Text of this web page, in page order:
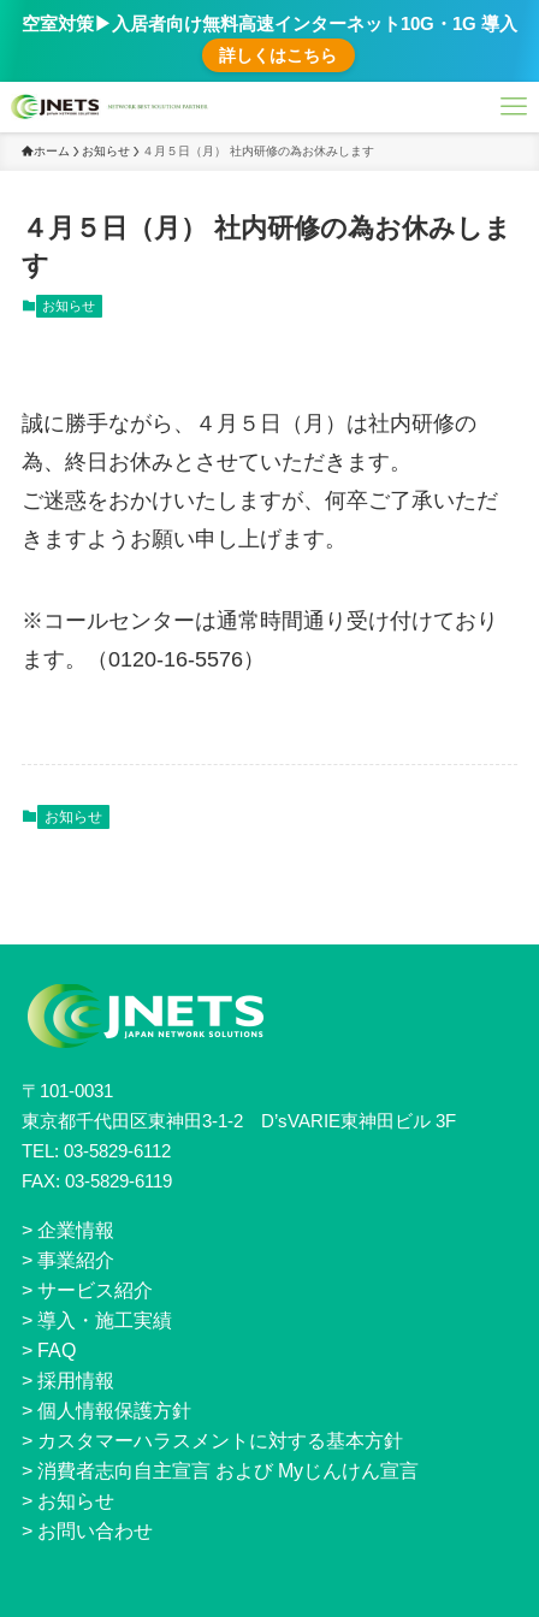
空室対策▶︎入居者向け無料高速インターネット10G・1G 導入
詳しくはこちら
ホーム お知らせ ４月５日（月） 社内研修の為お休みします
４月５日（月） 社内研修の為お休みしま
す
お知らせ
誠に勝手ながら、４月５日（月）は社内研修の
為、終日お休みとさせていただきます。
ご迷惑をおかけいたしますが、何卒ご了承いただ
きますようお願い申し上げます。
※コールセンターは通常時間通り受け付けており
ます。（0120-16-5576）
お知らせ
〒101-0031
東京都千代田区東神田3-1-2 D’sVARIE東神田ビル 3F
TEL: 03-5829-6112
FAX: 03-5829-6119
> 企業情報
> 事業紹介
> サービス紹介
> 導入・施工実績
> FAQ
> 採用情報
> 個人情報保護方針
> カスタマーハラスメントに対する基本方針
> 消費者志向自主宣言 および Myじんけん宣言
> お知らせ
> お問い合わせ